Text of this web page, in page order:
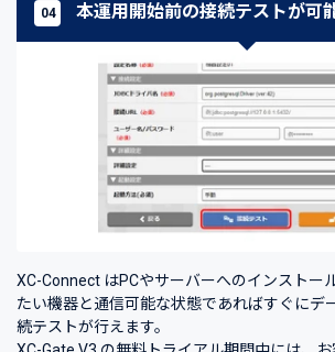
04 本運用開始前の接続テストが可
XC-Connect はPCやサーバーへのインストー
たい機器と通信可能な状態であればすぐにデ
続テストが行えます。